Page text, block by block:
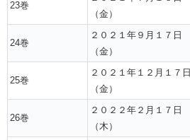
23巻
（金）
24巻
２０２１年９月１７日
（金）
25巻
２０２１年１２月１７日
（金）
26巻
２０２２年２月１７日
（木）